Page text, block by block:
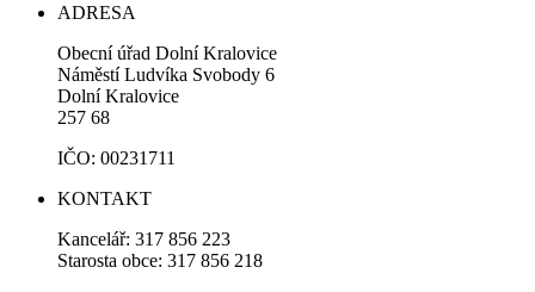
ADRESA
Obecní úřad Dolní Kralovice
Náměstí Ludvíka Svobody 6
Dolní Kralovice
257 68
IČO: 00231711
KONTAKT
Kancelář: 317 856 223
Starosta obce: 317 856 218